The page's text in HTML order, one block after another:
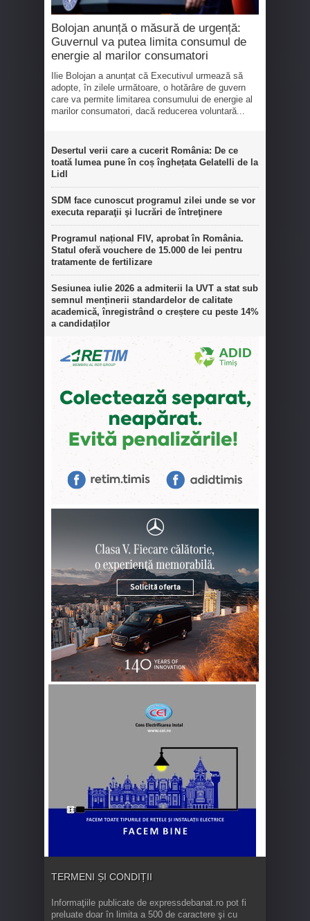
Bolojan anunță o măsură de urgență:
Guvernul va putea limita consumul de
energie al marilor consumatori
Ilie Bolojan a anunțat că Executivul urmează să
adopte, în zilele următoare, o hotărâre de guvern
care va permite limitarea consumului de energie al
marilor consumatori, dacă reducerea voluntară...
Desertul verii care a cucerit România: De ce
toată lumea pune în coș înghețata Gelatelli de la
Lidl
SDM face cunoscut programul zilei unde se vor
executa reparaţii şi lucrări de întreţinere
Programul național FIV, aprobat în România.
Statul oferă vouchere de 15.000 de lei pentru
tratamente de fertilizare
Sesiunea iulie 2026 a admiterii la UVT a stat sub
semnul menținerii standardelor de calitate
academică, înregistrând o creștere cu peste 14%
a candidaților
TERMENI ȘI CONDIȚII
Informaţiile publicate de expressdebanat.ro pot fi
preluate doar în limita a 500 de caractere şi cu